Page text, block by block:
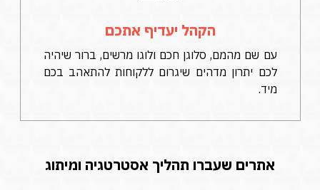
הקהל יעדיף אתכם
עם שם מהמם, סלוגן חכם ולוגו מרשים, ברור שיהיה
לכם יתרון מדהים שיגרום ללקוחות להתאהב בכם
מיד.
אתרים שעברו תהליך אסטרטגיה ומיתוג